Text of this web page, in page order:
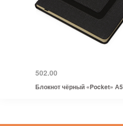
502.00
Блокнот чёрный «Pocket» А5